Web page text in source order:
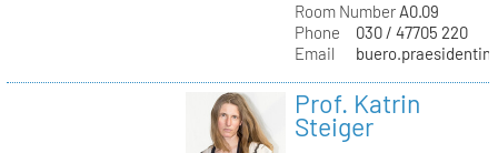
Room NumberA0.09
Phone
030 / 47705 220
Email
Prof. Katrin
Steiger